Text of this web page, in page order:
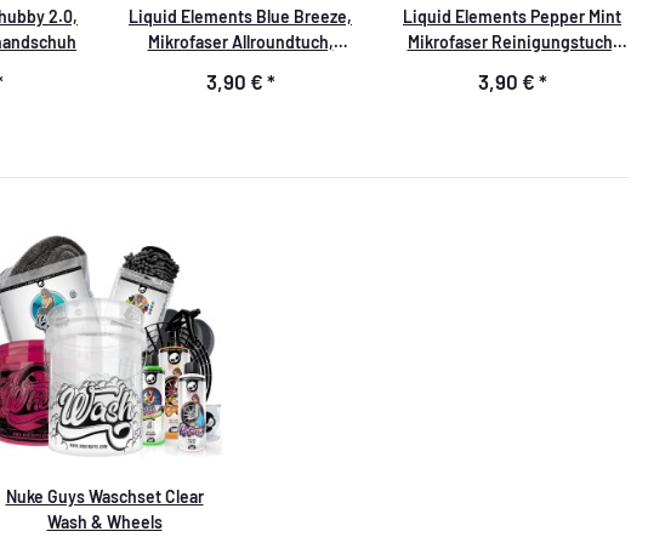
2.0,
Liquid Elements Blue Breeze,
Mikrofaser Allroundtuch,
3,90 € *
Liquid Elements Pepper Mint
Mikrofaser Reinigungstuch,
3,90 € *
Nuke Guys Waschset Clear
Wash & Wheels